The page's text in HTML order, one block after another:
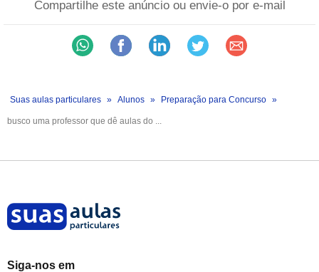
Compartilhe este anúncio ou envie-o por e-mail
Suas aulas particulares Alunos Preparação para Concurso
busco uma professor que dê aulas do ...
Siga-nos em